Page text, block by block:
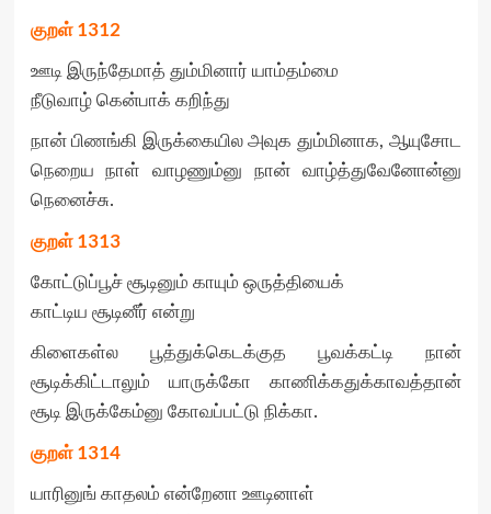
குறள்1312
ஊடி இருந்தேமாத் தும்மினார் யாம்தம்மை
நீடுவாழ் கென்பாக் கறிந்து
நான் பிணங்கி இருக்கையில அவுக தும்மினாக, ஆயுசோட
நெறைய நாள் வாழணும்னு நான் வாழ்த்துவேனோன்னு
நெனைச்சு.
குறள்1313
கோட்டுப்பூச் சூடினும் காயும் ஒருத்தியைக்
காட்டிய சூடினீர் என்று
கிளைகள்ல பூத்துக்கெடக்குத பூவக்கட்டி நான்
சூடிக்கிட்டாலும் யாருக்கோ காணிக்கதுக்காவத்தான்
சூடி இருக்கேம்னு கோவப்பட்டு நிக்கா.
குறள்1314
யாரினுங் காதலம் என்றேனா ஊடினாள்